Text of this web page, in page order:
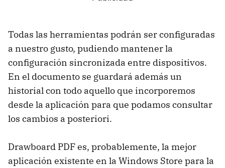
Todas las herramientas podrán ser configuradas
a nuestro gusto, pudiendo mantener la
configuración sincronizada entre dispositivos.
En el documento se guardará además un
historial con todo aquello que incorporemos
desde la aplicación para que podamos consultar
los cambios a posteriori.
Drawboard PDF es, probablemente, la mejor
aplicación existente en la Windows Store para la